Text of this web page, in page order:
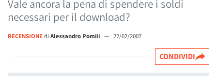
Vale ancora la pena di spendere i soldi
necessari per il download?
RECENSIONEdi Alessandro Pomili — 22/02/2007
CONDIVIDI